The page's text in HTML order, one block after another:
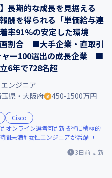
長期的な成長を見据える
酬を得られる「単価給与連
率91%の安定した環境
割合 ■大手企業・直取引
ー100選出の成長企業 ■
6年で728名超
3日前 更新
ンジニア
県・大阪府
450-1500万円
Cisco
オンライン選考可 新技術に積極的
間未満 女性エンジニアが活躍中